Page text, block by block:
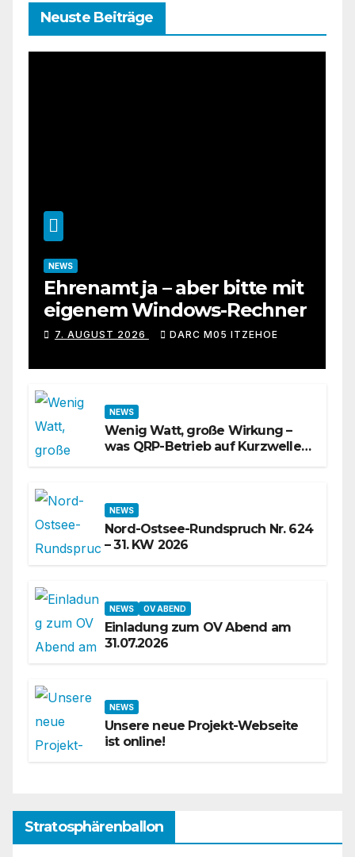
Neuste Beiträge
NEWS
Ehrenamt ja – aber bitte mit
eigenem Windows-Rechner
7. AUGUST 2026 DARC M05 ITZEHOE
NEWS
Wenig Watt, große Wirkung –
was QRP-Betrieb auf Kurzwelle
NEWS
Nord-Ostsee-Rundspruch Nr. 624
– 31. KW 2026
NEWS OV ABEND
Einladung zum OV Abend am
31.07.2026
NEWS
Unsere neue Projekt-Webseite
ist online!
Stratosphärenballon